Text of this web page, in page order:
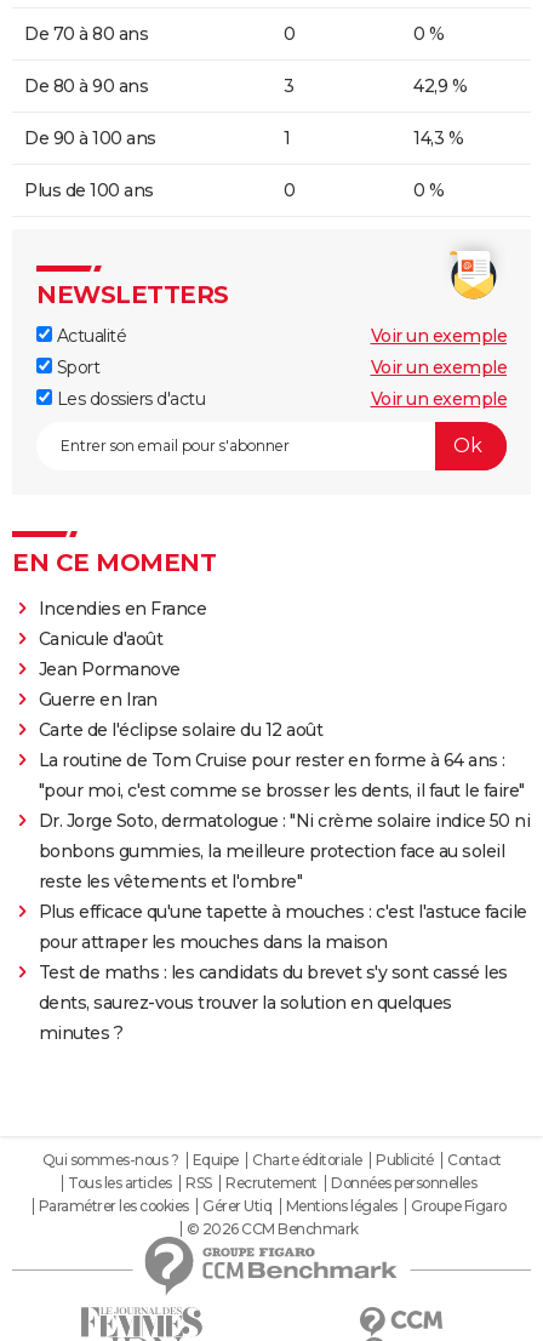
De 70 à 80 ans 0 0 %
De 80 à 90 ans 3 42,9 %
De 90 à 100 ans 1 14,3 %
Plus de 100 ans 0 0 %
NEWSLETTERS
Actualité
Voir un exemple
Sport
Voir un exemple
Les dossiers d'actu
Voir un exemple
EN CE MOMENT
Incendies en France
Canicule d'août
Jean Pormanove
Guerre en Iran
Carte de l'éclipse solaire du 12 août
La routine de Tom Cruise pour rester en forme à 64 ans :
"pour moi, c'est comme se brosser les dents, il faut le faire"
Dr. Jorge Soto, dermatologue : "Ni crème solaire indice 50 ni
bonbons gummies, la meilleure protection face au soleil
reste les vêtements et l'ombre"
Plus efficace qu'une tapette à mouches : c'est l'astuce facile
pour attraper les mouches dans la maison
Test de maths : les candidats du brevet s'y sont cassé les
dents, saurez-vous trouver la solution en quelques
minutes ?
Qui sommes-nous ? Equipe Charte éditoriale Publicité
Contact
Tous les articles
RSS Recrutement
Données personnelles
Paramétrer les cookies
Gérer Utiq Mentions légales
Groupe Figaro
© 2026 CCM Benchmark